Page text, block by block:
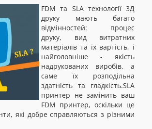
FDM та SLA технології 3Д
друку мають багато
відмінностей: процес
друку, вид витратних
матеріалів та їх вартість, і
найголовніше - якість
надрукованих виробів, а
саме їх розподільна
здатність та гладкість.SLA
принтер не замінить ваш
FDM принтер, оскільки це
які добре справляються з різними